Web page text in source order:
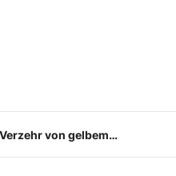
von gelbem